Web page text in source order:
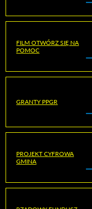
FILM OTWÓRZ SIĘ NA
POMOC
GRANTY PPGR
PROJEKT CYFROWA
GMINA